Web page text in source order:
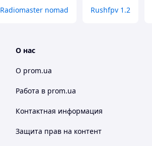
Radiomaster nomad Rushfpv 1.2
О нас
О prom.ua
Работа в prom.ua
Контактная информация
Защита прав на контент